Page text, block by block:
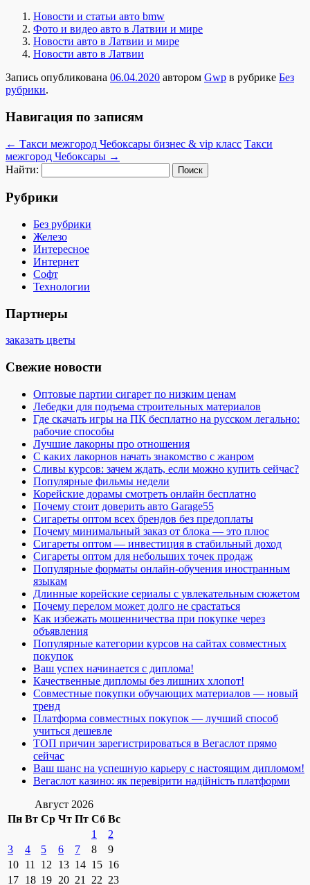
Новости и статьи авто bmw
Фото и видео авто в Латвии и мире
Новости авто в Латвии и мире
Новости авто в Латвии
Запись опубликована 06.04.2020 автором Gwp в рубрике Без
рубрики.
Навигация по записям
← Такси межгород Чебоксары бизнес & vip класс Такси
межгород Чебоксары →
Найти:
Рубрики
Без рубрики
Железо
Интересное
Интернет
Софт
Технологии
Партнеры
заказать цветы
Свежие новости
Оптовые партии сигарет по низким ценам
Лебедки для подъема строительных материалов
Где скачать игры на ПК бесплатно на русском легально:
рабочие способы
Лучшие лакорны про отношения
С каких лакорнов начать знакомство с жанром
Сливы курсов: зачем ждать, если можно купить сейчас?
Популярные фильмы недели
Корейские дорамы смотреть онлайн бесплатно
Почему стоит доверить авто Garage55
Сигареты оптом всех брендов без предоплаты
Почему минимальный заказ от блока — это плюс
Сигареты оптом — инвестиция в стабильный доход
Сигареты оптом для небольших точек продаж
Популярные форматы онлайн-обучения иностранным
языкам
Длинные корейские сериалы с увлекательным сюжетом
Почему перелом может долго не срастаться
Как избежать мошенничества при покупке через
объявления
Популярные категории курсов на сайтах совместных
покупок
Ваш успех начинается с диплома!
Качественные дипломы без лишних хлопот!
Совместные покупки обучающих материалов — новый
тренд
Платформа совместных покупок — лучший способ
учиться дешевле
ТОП причин зарегистрироваться в Вегаслот прямо
сейчас
Ваш шанс на успешную карьеру с настоящим дипломом!
Вегаслот казино: як перевірити надійність платформи
Август 2026
Пн Вт Ср Чт Пт Сб Вс
1
2
3
4 5 6 7 8
9
10 11 12 13 14 15 16
17 18 19 20 21 22 23